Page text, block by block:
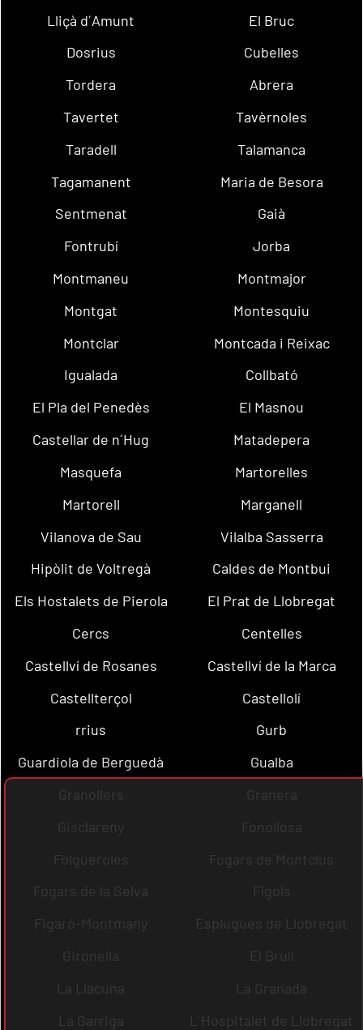
Lliçà d´Amunt
El Bruc
Dosrius
Cubelles
Tordera
Abrera
Tavertet
Tavèrnoles
Taradell
Talamanca
Tagamanent
Maria de Besora
Sentmenat
Gaià
Fontrubí
Jorba
Montmaneu
Montmajor
Montgat
Montesquiu
Montclar
Montcada i Reixac
Igualada
Collbató
El Pla del Penedès
El Masnou
Castellar de n´Hug
Matadepera
Masquefa
Martorelles
Martorell
Marganell
Vilanova de Sau
Vilalba Sasserra
Hipòlit de Voltregà
Caldes de Montbui
Els Hostalets de Pierola
El Prat de Llobregat
Cercs
Centelles
Castellví de Rosanes
Castellví de la Marca
Castellterçol
Castellolí
rrius
Gurb
Guardiola de Berguedà
Gualba
Granollers
Granera
Gisclareny
Fonollosa
Folgueroles
Fogars de Montclús
Fogars de la Selva
Fígols
Figaró-Montmany
Esplugues de Llobregat
Gironella
El Brull
La Llacuna
La Granada
La Garriga
L´Hospitalet de Llobregat